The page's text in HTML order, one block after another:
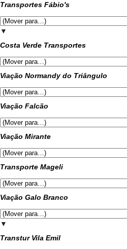
Transportes Fábio's
▼
Costa Verde Transportes
Viação Normandy do Triângulo
Viação Falcão
Viação Mirante
Transporte Mageli
Viação Galo Branco
▼
Transtur Vila Emil